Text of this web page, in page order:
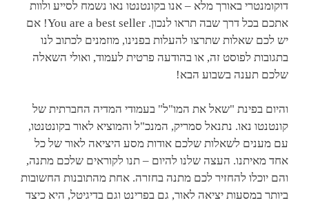
דוקומנטרי באורך מלא – אנו בקונטנטו נאו נשמח לסייע ולוות
אתכם בכל דרך שבה תראו לנכון. You are a best seller! אם
יש לכם שאלות שתרצו להעלות בפנינו, מוזמנים לכתוב לנו
בתגובות לפוסט זה, או בהודעה פרטית לעמוד, ואולי השאלה
שלכם תענה בשבוע הבא!
והיום בפינת "שאל את המו"ל" בעמודי המדיה החברתית של
קונטנטו נאו. נתנאל סמריק, המנכ"ל והמוציא לאור בקונטנטו,
עם מענים לשאלות שלכם אודות מסע היציאה לאור של כל
אחד מאיתנו. העצה שלנו להיום – תנו לקוראים שלכם מתנה,
והם יוכלו להחזיר לכם מתנה בחזרה. אחת מהתובנות החשובות
ביותר במסעות יציאה לאור, גם בפרינט וגם בדיגיטל, היא כיצד